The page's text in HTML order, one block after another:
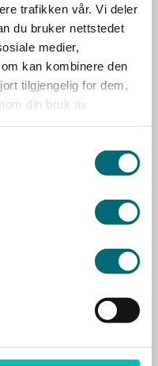
trafikken vår. Vi deler
du bruker nettstedet
medier,
kan kombinere den
tilgjengelig for dem,
din bruk av
på en god
og nytteverdier
å oppnå en
er informasjon,
at
må ha den
det repeteres.
Boots Norge